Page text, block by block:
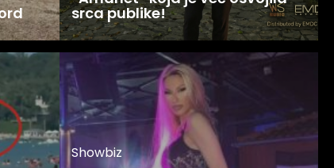
srca publike!
Showbiz